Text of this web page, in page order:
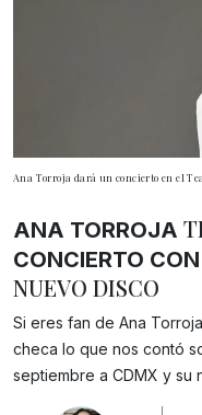
Ana Torroja dará un concierto en el
ANA TORROJA
CONCIERTO
NUEVO DISCO
Si eres fan de Ana
checa lo que nos contó
septiembre a CDMX y su